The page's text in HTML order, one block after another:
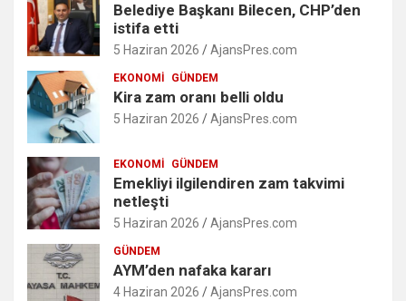
Belediye Başkanı Bilecen, CHP’den
istifa etti
5 Haziran 2026 AjansPres.com
EKONOMI GÜNDEM
Kira zam oranı belli oldu
5 Haziran 2026 AjansPres.com
EKONOMI GÜNDEM
Emekliyi ilgilendiren zam takvimi
netleşti
5 Haziran 2026 AjansPres.com
GÜNDEM
AYM’den nafaka kararı
4 Haziran 2026 AjansPres.com